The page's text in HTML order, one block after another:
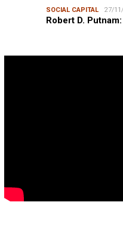
SOCIAL CAPITAL 27/
Robert D.